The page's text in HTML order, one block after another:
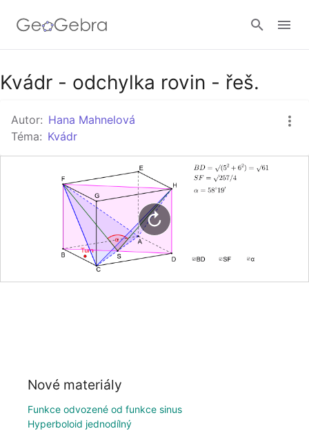
Google Classroom
GeoGebra Třída
Přihlásit
Kvádr - odchylka rovin - řeš.
Autor: Hana Mahnelová
Téma: Kvádr
Nové materiály
Funkce odvozené od funkce sinus
Hyperboloid jednodílný